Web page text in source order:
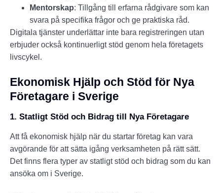
Mentorskap: Tillgång till erfarna rådgivare som kan
svara på specifika frågor och ge praktiska råd.
Digitala tjänster underlättar inte bara registreringen utan
erbjuder också kontinuerligt stöd genom hela företagets
livscykel.
Ekonomisk Hjälp och Stöd för Nya
Företagare i Sverige
1. Statligt Stöd och Bidrag till Nya Företagare
Att få ekonomisk hjälp när du startar företag kan vara
avgörande för att sätta igång verksamheten på rätt sätt.
Det finns flera typer av statligt stöd och bidrag som du kan
ansöka om i Sverige.